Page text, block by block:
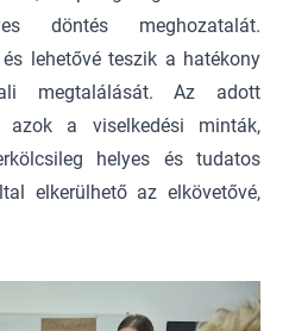
döntés meghozatalát.
lehetővé teszik a hatékony
megtalálását. Az adott
azok a viselkedési minták,
helyes és tudatos
elkerülhető az elkövetővé,